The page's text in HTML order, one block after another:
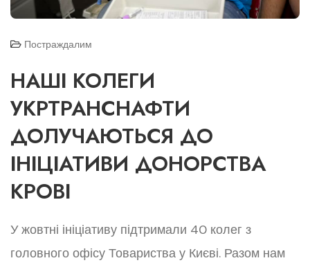
Постраждалим
НАШІ КОЛЕГИ
УКРТРАНСНАФТИ
ДОЛУЧАЮТЬСЯ ДО
ІНІЦІАТИВИ ДОНОРСТВА
КРОВІ
У жовтні ініціативу підтримали 40 колег з
головного офісу Товариства у Києві. Разом нам